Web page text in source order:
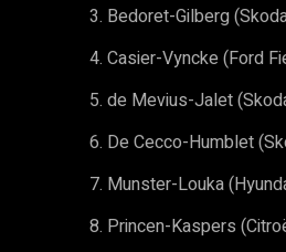
Bedoret-Gilberg
Casier-Vyncke (Ford
de Mevius-Jalet
De Cecco-Humblet
Munster-Louka
Princen-Kaspers